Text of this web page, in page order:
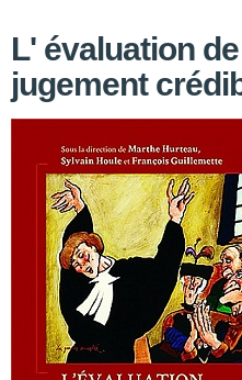
L' évaluation
jugement